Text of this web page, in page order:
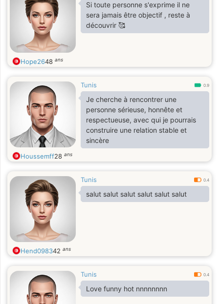
Si toute personne s'exprime il ne
sera jamais être objectif , reste à
découvrir 🥰
Hope2648 ans
Tunis 0.9
Je cherche à rencontrer une
personne sérieuse, honnête et
respectueuse, avec qui je pourrais
construire une relation stable et
sincère
Houssemff28 ans
Tunis 0.4
salut salut salut salut salut salut
Hend098342 ans
Tunis 0.4
Love funny hot nnnnnnnn